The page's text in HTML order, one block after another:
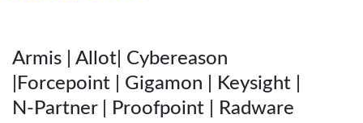
Armis | Allot| Cybereason
|Forcepoint | Gigamon | Keysight |
N-Partner | Proofpoint | Radware